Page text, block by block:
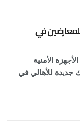
في
الأمنية
جديدة للأهالي في